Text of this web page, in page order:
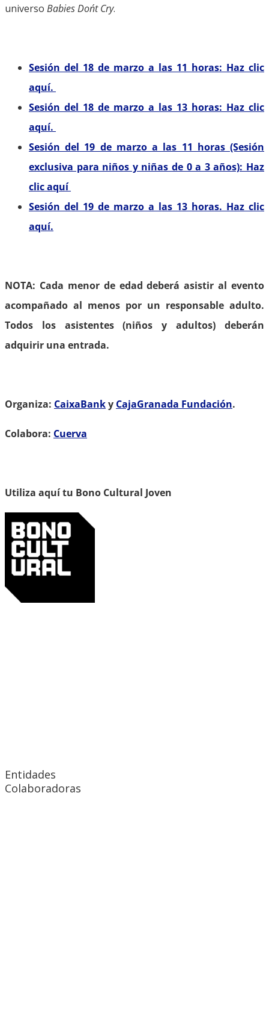
universo Babies Don´t Cry.
Sesión del 18 de marzo a las 11 horas: Haz clic
aquí.
Sesión del 18 de marzo a las 13 horas: Haz clic
aquí.
Sesión del 19 de marzo a las 11 horas (Sesión
exclusiva para niños y niñas de 0 a 3 años): Haz
clic aquí
Sesión del 19 de marzo a las 13 horas. Haz clic
aquí.
NOTA: Cada menor de edad deberá asistir al evento
acompañado al menos por un responsable adulto.
Todos los asistentes (niños y adultos) deberán
adquirir una entrada.
Organiza: CaixaBanky CajaGranada Fundación.
Colabora: Cuerva
Utiliza aquí tu Bono Cultural Joven
Entidades
Colaboradoras